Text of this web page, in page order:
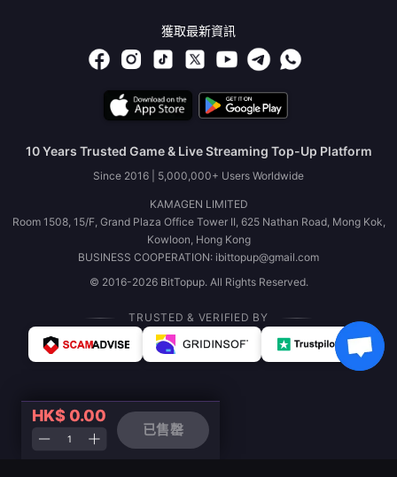
HK$ 0.00
已售罄
獲取最新資訊
10 Years Trusted Game & Live Streaming Top-Up Platform
Since 2016 | 5,000,000+ Users Worldwide
KAMAGEN LIMITED
Room 1508, 15/F, Grand Plaza Office Tower II, 625 Nathan Road, Mong Kok,
Kowloon, Hong Kong
BUSINESS COOPERATION: ibittopup@gmail.com
© 2016-2026 BitTopup. All Rights Reserved.
TRUSTED & VERIFIED BY